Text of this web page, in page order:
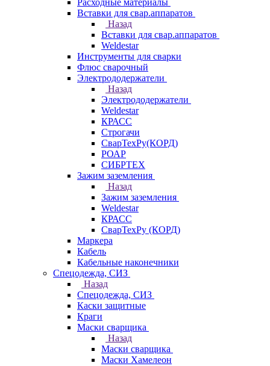
Расходные материалы
Вставки для свар.аппаратов
Назад
Вставки для свар.аппаратов
Weldestar
Инструменты для сварки
Флюс сварочный
Электрододержатели
Назад
Электрододержатели
Weldestar
КРАСС
Строгачи
СварТехРу(КОРД)
РОАР
СИБРТЕХ
Зажим заземления
Назад
Зажим заземления
Weldestar
КРАСС
СварТехРу (КОРД)
Маркера
Кабель
Кабельные наконечники
Спецодежда, СИЗ
Назад
Спецодежда, СИЗ
Каски защитные
Краги
Маски сварщика
Назад
Маски сварщика
Маски Хамелеон